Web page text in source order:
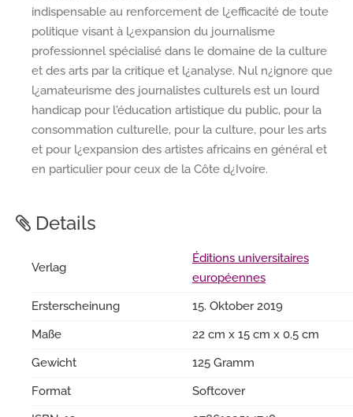
indispensable au renforcement de l¿efficacité de toute
politique visant à l¿expansion du journalisme
professionnel spécialisé dans le domaine de la culture
et des arts par la critique et l¿analyse. Nul n¿ignore que
l¿amateurisme des journalistes culturels est un lourd
handicap pour l'éducation artistique du public, pour la
consommation culturelle, pour la culture, pour les arts
et pour l¿expansion des artistes africains en général et
en particulier pour ceux de la Côte d¿Ivoire.
Details
Verlag
Éditions universitaires
européennes
Ersterscheinung
15. Oktober 2019
Maße
22 cm x 15 cm x 0.5 cm
Gewicht
125 Gramm
Format
Softcover